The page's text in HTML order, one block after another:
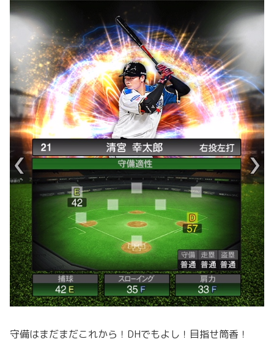
守備はまだまだこれから！DHでもよし！目指せ筒香！